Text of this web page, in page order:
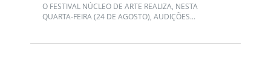
O FESTIVAL NÚCLEO DE ARTE REALIZA, NESTA
QUARTA-FEIRA (24 DE AGOSTO), AUDIÇÕES...